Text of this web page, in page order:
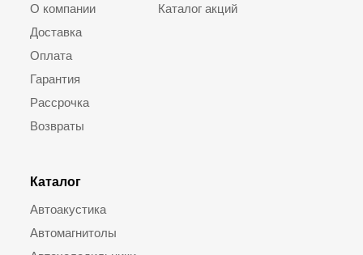
О компании
Доставка
Оплата
Гарантия
Рассрочка
Возвраты
Каталог
Автоакустика
Автомагнитолы
Каталог акций